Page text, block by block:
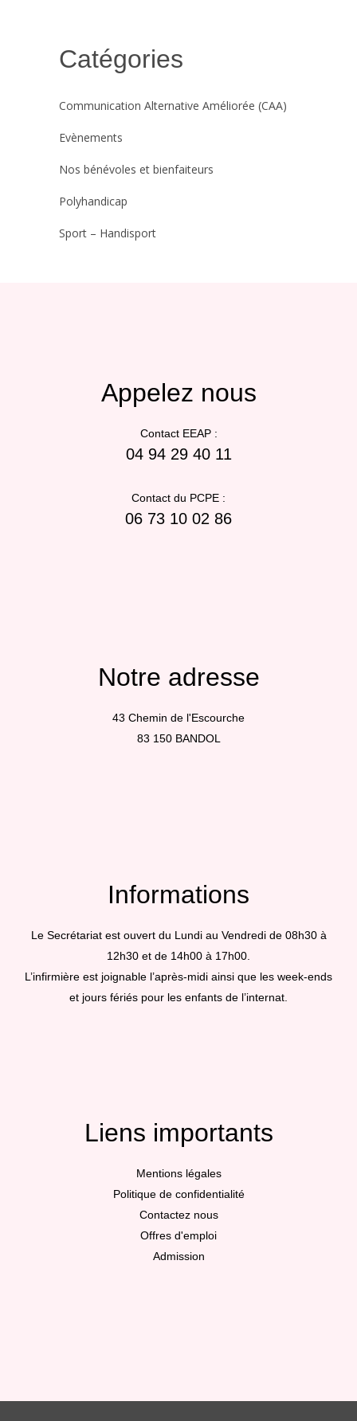
Catégories
Communication Alternative Améliorée (CAA)
Evènements
Nos bénévoles et bienfaiteurs
Polyhandicap
Sport – Handisport
Appelez nous
Contact EEAP :
04 94 29 40 11
Contact du PCPE :
06 73 10 02 86
Notre adresse
43 Chemin de l'Escourche
83 150 BANDOL
Informations
Le Secrétariat est ouvert du Lundi au Vendredi de 08h30 à
12h30 et de 14h00 à 17h00.
L’infirmière est joignable l’après-midi ainsi que les week-ends
et jours fériés pour les enfants de l’internat.
Liens importants
Mentions légales
Politique de confidentialité
Contactez nous
Offres d'emploi
Admission